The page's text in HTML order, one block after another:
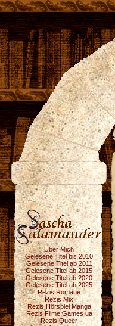
Über Mich
Gelesene Titel bis 2010
Gelesene Titel ab 2011
Gelesene Titel ab 2015
Gelesene Titel ab 2020
Gelesene Titel ab 2025
Rezis Romane
Rezis Mix
Rezis Hörspiel Manga
Rezis Filme Games ua
Rezis Queer